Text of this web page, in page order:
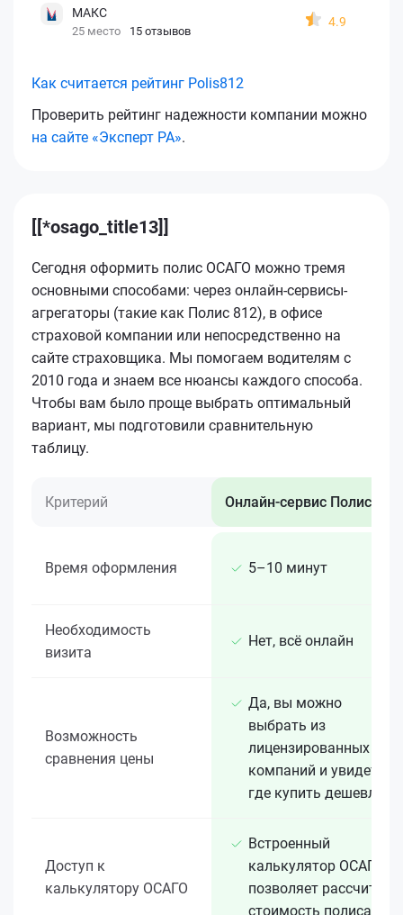
МАКС
25 место 15 отзывов
4.9
Как считается рейтинг Polis812
Проверить рейтинг надежности компании можно
на сайте «Эксперт РА».
[[*osago_title13]]
Сегодня оформить полис ОСАГО можно тремя
основными способами: через онлайн-сервисы-
агрегаторы (такие как Полис 812), в офисе
страховой компании или непосредственно на
сайте страховщика. Мы помогаем водителям с
2010 года и знаем все нюансы каждого способа.
Чтобы вам было проще выбрать оптимальный
вариант, мы подготовили сравнительную
таблицу.
Критерий Онлайн-сервис Полис 812
Время оформления 5–10 минут
Необходимость
визита
Нет, всё онлайн
Возможность
сравнения цены
Да, вы можно
выбрать из
лицензированных 15+
компаний и увидеть,
где купить дешевле
Доступ к
калькулятору ОСАГО
Встроенный
калькулятор ОСАГО
позволяет рассчитать
стоимость полиса